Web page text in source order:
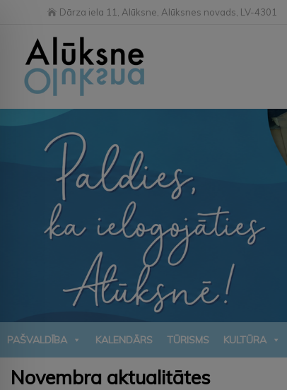
Dārza iela 11, Alūksne, Alūksnes novads, LV-4301
PAŠVALDĪBA KALENDĀRS TŪRISMS KULTŪRA
Novembra aktualitātes